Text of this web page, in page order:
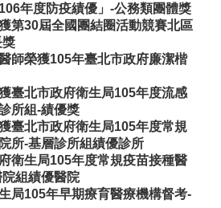
年度防疫績優」-公務類團體獎
第30屆全國團結圈活動競賽北區
獎
師榮獲105年臺北市政府廉潔楷
臺北市政府衛生局105年度流感
所組-績優獎
臺北市政府衛生局105年度常規
所-基層診所組績優診所
衛生局105年度常規疫苗接種醫
組績優醫院
局105年早期療育醫療機構督考-